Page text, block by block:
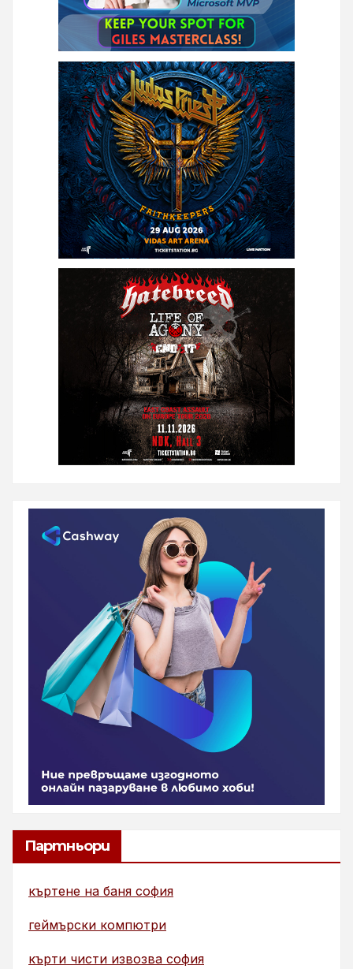
Партньори
къртене на баня софия
геймърски компютри
кърти чисти извозва софия